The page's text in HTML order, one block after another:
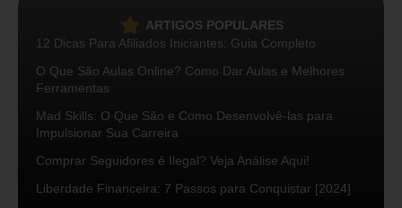
ARTIGOS POPULARES
12 Dicas Para Afiliados Iniciantes: Guia Completo
O Que São Aulas Online? Como Dar Aulas e Melhores
Ferramentas
Mad Skills: O Que São e Como Desenvolvê-las para
Impulsionar Sua Carreira
Comprar Seguidores é Ilegal? Veja Análise Aqui!
Liberdade Financeira: 7 Passos para Conquistar [2024]